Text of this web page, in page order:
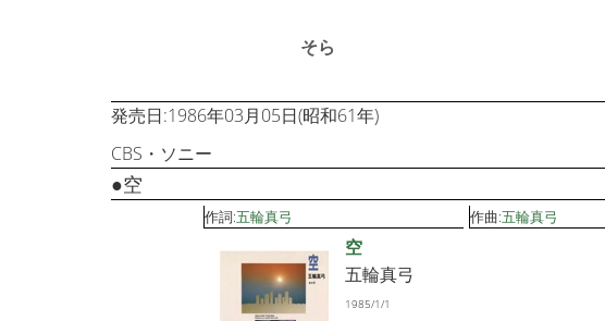
そら
発売日:1986年03月05日(昭和61年)
CBS・ソニー
●空
作詞:五輪真弓 作曲:五輪真弓
空
五輪真弓
1985/1/1